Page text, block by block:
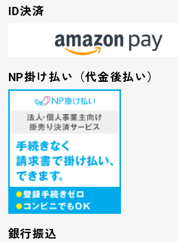
ID決済
NP掛け払い（代金後払い）
銀行振込